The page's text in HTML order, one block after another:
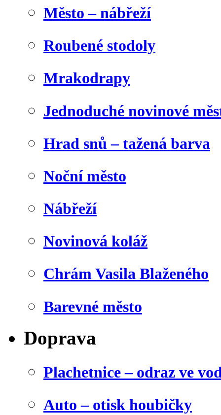
Město – nábřeží
Roubené stodoly
Mrakodrapy
Jednoduché novinové
Hrad snů – tažená barva
Noční město
Nábřeží
Novinová koláž
Chrám Vasila Blaženého
Barevné město
Doprava
Plachetnice – odraz ve
Auto – otisk houbičky